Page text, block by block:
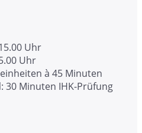
Uhr
Uhr
à 45 Minuten
30 Minuten IHK-Prüfung